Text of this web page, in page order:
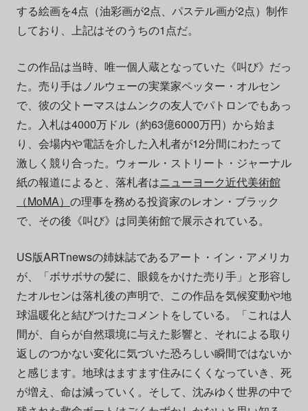
する絵画を4点（油彩画が2点、パステル画が2点）制作
しており、上記はそのうちの1点だ。
この作品は当時、唯一個人蔵となっていた《叫び》だっ
た。売り手はノルウェーの実業家ペッター・オルセン
で、彼の父トーマスはムンクの友人でパトロンでもあっ
た。入札は4000万ドル（約63億6000万円）から始ま
り、会場内や電話を介した入札者が12分間にわたって
激しく競り合った。ウォール・ストリート・ジャーナル
紙の報道によると、落札者はニューヨーク近代美術館
（MoMA） の理事を務める投資家のレオン・ブラック
で、その後《叫び》は同美術館で展示されている。
US版ARTnewsの姉妹誌であるアート・イン・アメリカ
が、「ボサボサの髪に、眼鏡をかけた売り手」と形容し
たオルセンは落札後の声明で、この作品を気候変動や地
球温暖化と結びつけたコメントをしている。「これは人
間が、自らが自然環境に与えた影響と、それによる取り
返しのつかない変化に気づいた恐ろしい瞬間ではないか
と感じます。地球はますます住みにくくなっていき、死
が増え、命は減っていく。そして、沈みゆく世界の中で